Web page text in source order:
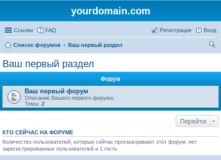
yourdomain.com
Ссылки FAQ Вход
Регистрация
Список форумов
Ваш первый раздел
Ваш первый раздел
Форум
Ваш первый форум
Описание Вашего первого форума.
Темы: 2
Перейти
КТО СЕЙЧАС НА ФОРУМЕ
Количество пользователей, которые сейчас просматривают этот форум: нет
зарегистрированных пользователей и 1 гость